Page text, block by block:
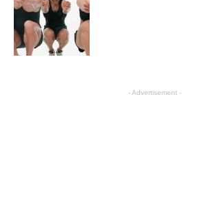
- Advertisement -